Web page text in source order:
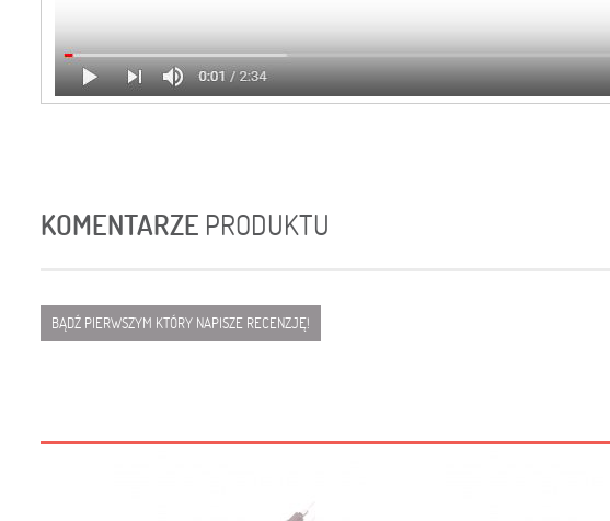
KOMENTARZE PRODUKTU
BĄDŹ PIERWSZYM KTÓRY NAPISZE RECENZJĘ!